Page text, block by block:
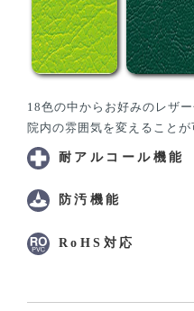
18色の中からお好みのレザ
院内の雰囲気を変えること
耐アルコール機能
防汚機能
RoHS対応